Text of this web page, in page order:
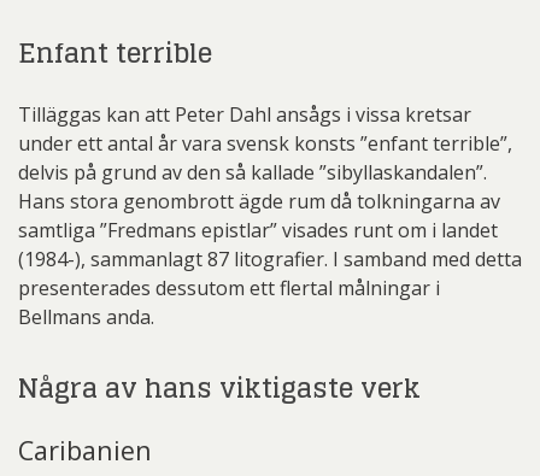
Enfant terrible
Tilläggas kan att Peter Dahl ansågs i vissa kretsar
under ett antal år vara svensk konsts ”enfant terrible”,
delvis på grund av den så kallade ”sibyllaskandalen”.
Hans stora genombrott ägde rum då tolkningarna av
samtliga ”Fredmans epistlar” visades runt om i landet
(1984-), sammanlagt 87 litografier. I samband med detta
presenterades dessutom ett flertal målningar i
Bellmans anda.
Några av hans viktigaste verk
Caribanien